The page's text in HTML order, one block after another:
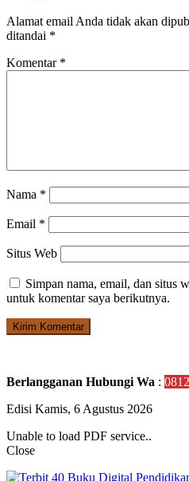
Alamat email Anda tidak akan
ditandai *
Komentar *
Nama *
Email *
Situs Web
Simpan nama, email, dan situs
untuk komentar saya berikutnya.
Berlangganan Hubungi Wa :
Edisi Kamis, 6 Agustus 2026
Unable to load PDF service..
Close